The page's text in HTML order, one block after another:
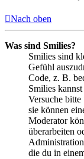
Nach oben
Was sind Smilies?
Smilies sind
Gefühl
Code, z. B.
Smilies
Versuche
sie können
Moderator
überarbeiten
die du in